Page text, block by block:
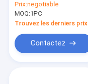
IP68,IP69 Capteur de
force de poids en
point unique pour
l'échelle de
plateforme 2mv/v
Prix:negotiable
MOQ:1PC
Trouvez les derniers prix
Contactez